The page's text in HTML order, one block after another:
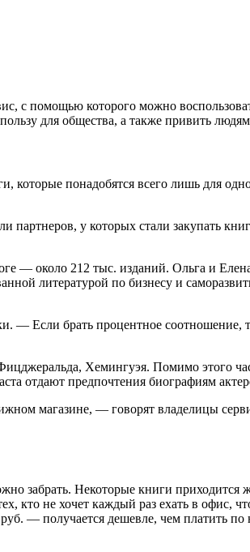
с помощью которого можно
для общества, а также привить
которые понадобятся всего лишь для
у которых стали закупать
— около 212 тыс. изданий. Ольга и
литературой по бизнесу и
— Если брать процентное
Хемингуэя. Помимо этого
отдают предпочтения биографиям
магазине, — говорят владелицы
забрать. Некоторые книги
кто не хочет каждый раз ехать в офис,
— получается дешевле, чем платить